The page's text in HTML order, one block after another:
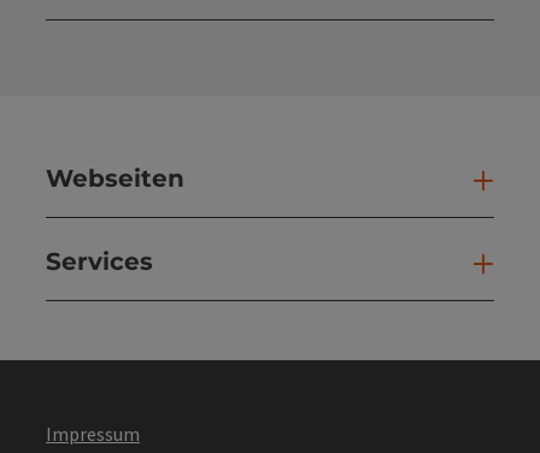
Webseiten
Services
Impressum